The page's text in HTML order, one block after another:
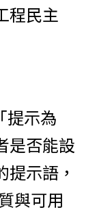
程民主
提示為
是否能設
示語，
與可用